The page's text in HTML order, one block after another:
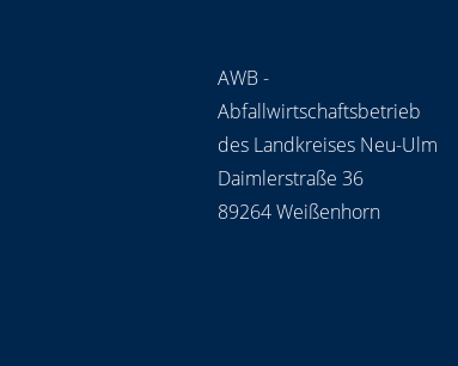
AWB -
Abfallwirtschaftsbetrieb
des Landkreises Neu-Ulm
Daimlerstraße 36
89264 Weißenhorn